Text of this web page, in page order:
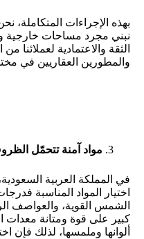
بهذه الإجراءات المتكاملة،
نبني مجرد مساحات خارجية
الثقة والاعتمادية لعملائنا
والمطورين العقاريين في
مواد آمنة تتحمّل
في المملكة العربية
اختيار المواد المناسبة
الشمس القوية، والعواصف
كبير على قوة ومتانة معدات
ألوانها وملمسها، لذلك فإن